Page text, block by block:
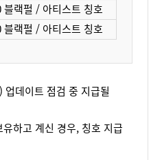
블랙펄 / 아티스트 칭호
블랙펄 / 아티스트 칭호
데이트 점검 중 지급될
하고 계신 경우, 칭호 지급